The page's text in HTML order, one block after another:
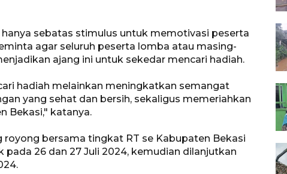
sebatas stimulus untuk memotivasi peserta
agar seluruh peserta lomba atau masing-
ajang ini untuk sekedar mencari hadiah.
hadiah melainkan meningkatkan semangat
yang sehat dan bersih, sekaligus memeriahkan
Bekasi," katanya.
bersama tingkat RT se Kabupaten Bekasi
pada 26 dan 27 Juli 2024, kemudian dilanjutkan